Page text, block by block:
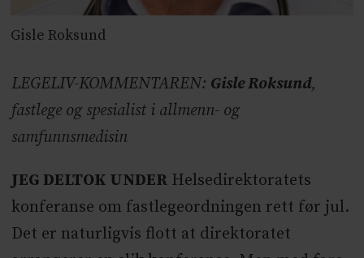
Gisle Roksund
LEGELIV-KOMMENTAREN: Gisle Roksund,
fastlege og spesialist i allmenn- og
samfunnsmedisin
JEG DELTOK UNDERHelsedirektoratets
konferanse om fastlegeordningen rett før jul.
Det er naturligvis flott at direktoratet